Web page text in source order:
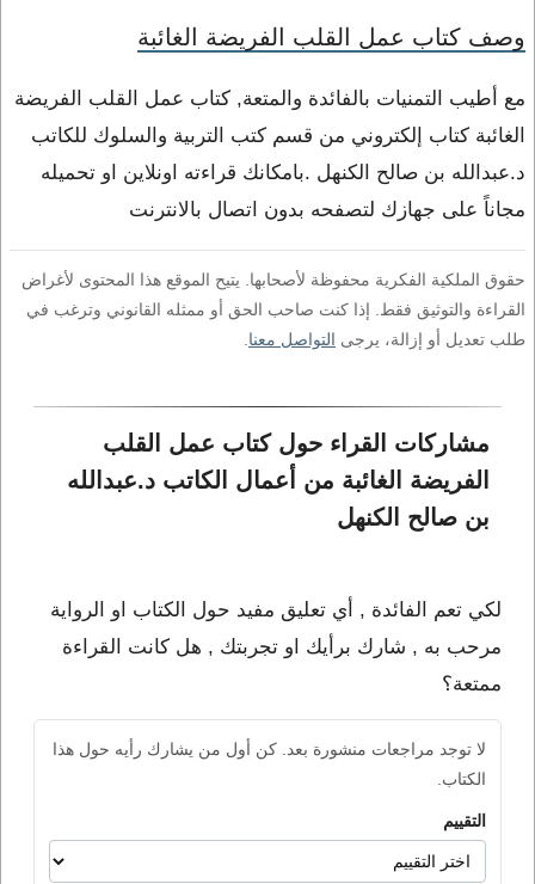
وصف كتاب عمل القلب الفريضة الغائبة
مع أطيب التمنيات بالفائدة والمتعة, كتاب عمل القلب الفريضة
الغائبة كتاب إلكتروني من قسم كتب التربية والسلوك للكاتب
د.عبدالله بن صالح الكنهل .بامكانك قراءته اونلاين او تحميله
مجاناً على جهازك لتصفحه بدون اتصال بالانترنت
حقوق الملكية الفكرية محفوظة لأصحابها. يتيح الموقع هذا المحتوى لأغراض
القراءة والتوثيق فقط. إذا كنت صاحب الحق أو ممثله القانوني وترغب في
طلب تعديل أو إزالة، يرجى التواصل معنا
مشاركات القراء حول كتاب عمل القلب
الفريضة الغائبة من أعمال الكاتب د.عبدالله
بن صالح الكنهل
لكي تعم الفائدة , أي تعليق مفيد حول الكتاب او الرواية
مرحب به , شارك برأيك او تجربتك , هل كانت القراءة
ممتعة؟
لا توجد مراجعات منشورة بعد. كن أول من يشارك رأيه حول هذا
الكتاب.
التقييم